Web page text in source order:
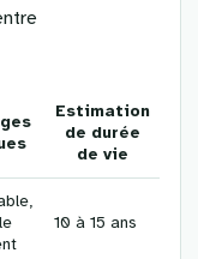
Estimation
de durée
de vie
10 à 15 ans